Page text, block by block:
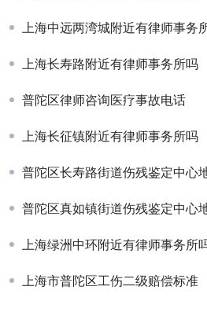
上海中远两湾城附近有律师事务
上海长寿路附近有律师事务所吗
普陀区律师咨询医疗事故电话
上海长征镇附近有律师事务所吗
普陀区长寿路街道伤残鉴定中心
普陀区真如镇街道伤残鉴定中心
上海绿洲中环附近有律师事务所
上海市普陀区工伤二级赔偿标准